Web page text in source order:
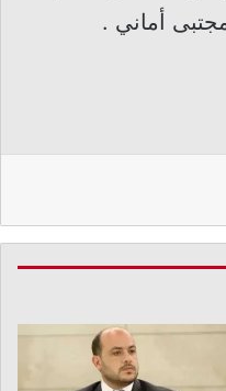
أماني .